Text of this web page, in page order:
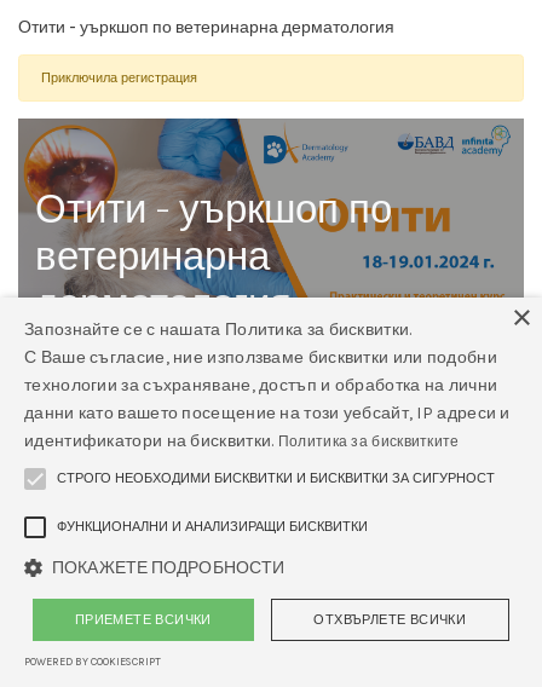
Отити - уъркшоп по ветеринарна дерматология
Приключила регистрация
Отити - уъркшоп по
ветеринарна
дерматология
Отити
×
Запознайте се с нашата Политика за бисквитки.
С Ваше съгласие, ние използваме бисквитки или подобни
технологии за съхраняване, достъп и обработка на лични
данни като вашето посещение на този уебсайт, IP адреси и
идентификатори на бисквитки. Политика за бисквитките
СТРОГО НЕОБХОДИМИ БИСКВИТКИ И БИСКВИТКИ ЗА СИГУРНОСТ
ФУНКЦИОНАЛНИ И АНАЛИЗИРАЩИ БИСКВИТКИ
ПОКАЖЕТЕ ПОДРОБНОСТИ
ПРИЕМЕТЕ ВСИЧКИ ОТХВЪРЛЕТЕ ВСИЧКИ
POWERED BY COOKIESCRIPT